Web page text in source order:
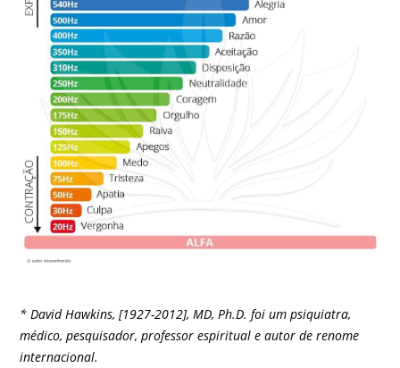
* David Hawkins, [1927-2012], MD, Ph.D. foi um psiquiatra,
médico, pesquisador, professor espiritual e autor de renome
internacional.